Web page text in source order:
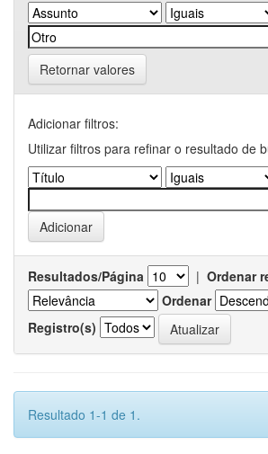
Retornar valores
Adicionar filtros:
Utilizar filtros para refinar o resultado de
Resultados/Página | Ordenar
Ordenar
Registro(s)
Resultado 1-1 de 1.